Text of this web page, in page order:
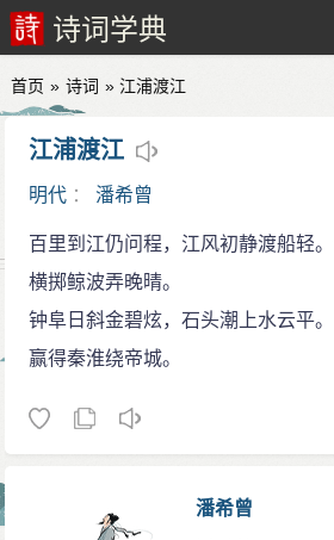
诗词学典
首页 » 诗词 » 江浦渡江
江浦渡江
明代 ： 潘希曾
百里到江仍问程，江风初静渡船轻
横掷鲸波弄晚晴。
钟阜日斜金碧炫，石头潮上水云平
赢得秦淮绕帝城。
潘希曾